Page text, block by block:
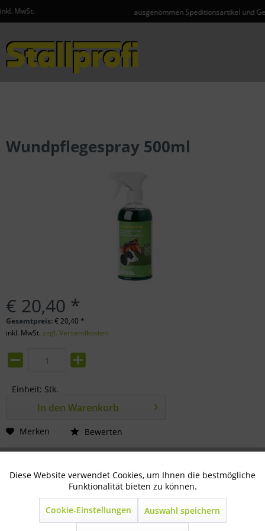
ausgenommen Speditionsartikel und Gefahrgut
Wundpflegespray 500ml
€ 20,40 *
Gesamtpreis:€20,40 *
inkl. MwSt. zzgl. Versandkosten
Einheit: Stk.
In den Warenkorb
Merken Bewerten
zur Wunddesinfektion gebrauchsfertiges Spray, geeignet...
Technisch notwendig Aktiv
Marketing Inaktiv
Diese Website verwendet Cookies, um Ihnen die bestmögliche
Funktionalität bieten zu können.
Cookie-Einstellungen Auswahl speichern